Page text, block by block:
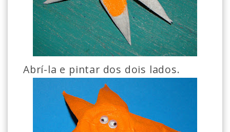
Abrí-la e pintar dos dois lados.